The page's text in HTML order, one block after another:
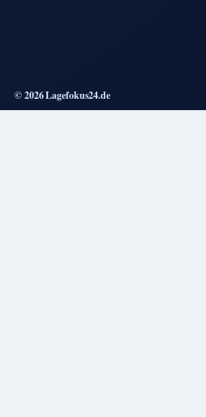
© 2026 Lagefokus24.de